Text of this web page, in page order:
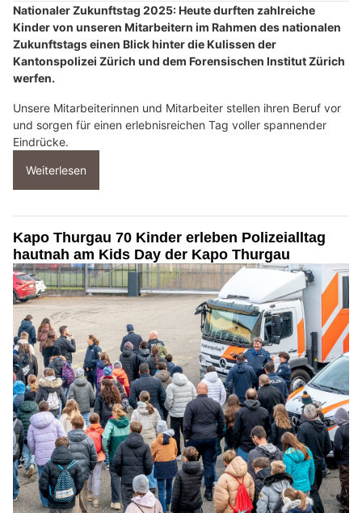
Nationaler Zukunftstag 2025: Heute durften zahlreiche
Kinder von unseren Mitarbeitern im Rahmen des nationalen
Zukunftstags einen Blick hinter die Kulissen der
Kantonspolizei Zürich und dem Forensischen Institut Zürich
werfen.
Unsere Mitarbeiterinnen und Mitarbeiter stellen ihren Beruf vor
und sorgen für einen erlebnisreichen Tag voller spannender
Eindrücke.
Weiterlesen
Kapo Thurgau 70 Kinder erleben Polizeialltag
hautnah am Kids Day der Kapo Thurgau